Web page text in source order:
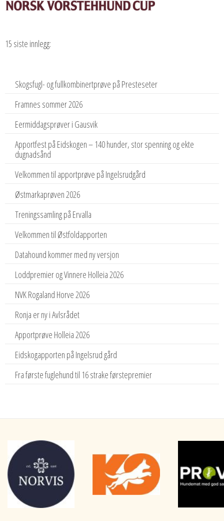
15 siste innlegg:
Skogsfugl- og fullkombinertprøve på Presteseter
Framnes sommer 2026
Eermiddagsprøver i Gausvik
Apportfest på Eidskogen – 140 hunder, stor spenning og ekte
dugnadsånd
Velkommen til apportprøve på Ingelsrudgård
Østmarkaprøven 2026
Treningssamling på Ervalla
Velkommen til Østfoldapporten
Datahound kommer med ny versjon
Loddpremier og Vinnere Holleia 2026
NVK Rogaland Horve 2026
Ronja er ny i Avlsrådet
Apportprøve Holleia 2026
Eidskogapporten på Ingelsrud gård
Fra første fuglehund til 16 strake førstepremier